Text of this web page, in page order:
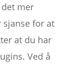
mer
sjanse for at
at du har
Ved å